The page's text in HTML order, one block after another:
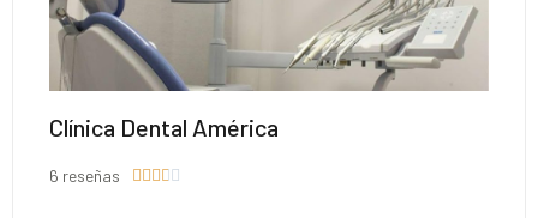
Clínica Dental América
6 reseñas     